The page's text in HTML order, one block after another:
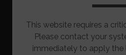
This website requires a
Please contact your
immediately to apply the